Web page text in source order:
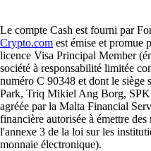
Le compte Cash est fourni par
Crypto.com est émise et promue
licence Visa Principal Member
société à responsabilité limitée
numéro C 90348 et dont le siège
Park, Triq Mikiel Ang Borg,
agréée par la Malta Financial
financière autorisée à émettre
l'annexe 3 de la loi sur les
monnaie électronique).